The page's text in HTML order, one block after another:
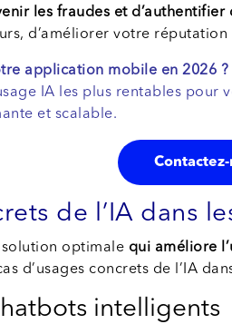
les fraudes et
d’améliorer votre
application mobile en 2026 ?
IA les plus rentables
et scalable.
de l’IA dans
solution optimale qui améliore
d’usages concrets de l’IA
intelligents